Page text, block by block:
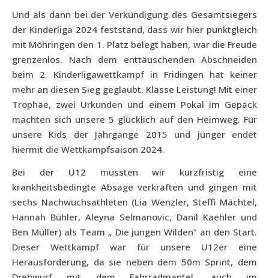
Und als dann bei der Verkündigung des Gesamtsiegers
der Kinderliga 2024 feststand, dass wir hier punktgleich
mit Möhringen den 1. Platz belegt haben, war die Freude
grenzenlos. Nach dem enttäuschenden Abschneiden
beim 2. Kinderligawettkampf in Fridingen hat keiner
mehr an diesen Sieg geglaubt. Klasse Leistung! Mit einer
Trophäe, zwei Urkunden und einem Pokal im Gepäck
machten sich unsere 5 glücklich auf den Heimweg. Für
unsere Kids der Jahrgänge 2015 und jünger endet
hiermit die Wettkampfsaison 2024.
Bei der U12 mussten wir kurzfristig eine
krankheitsbedingte Absage verkraften und gingen mit
sechs Nachwuchsathleten (Lia Wenzler, Steffi Mächtel,
Hannah Bühler, Aleyna Selmanovic, Danil Kaehler und
Ben Müller) als Team „ Die jungen Wilden“ an den Start.
Dieser Wettkampf war für unsere U12er eine
Herausforderung, da sie neben dem 50m Sprint, dem